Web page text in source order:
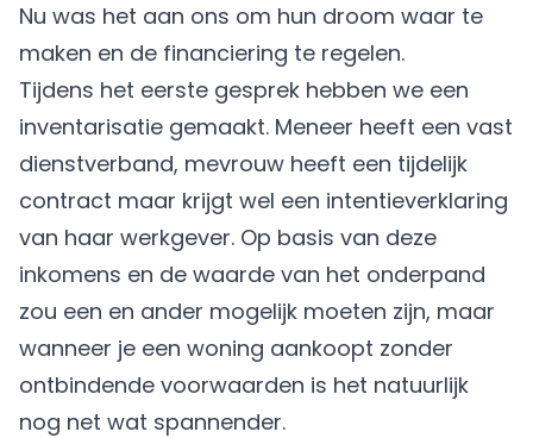
Nu was het aan ons om hun droom waar te
maken en de financiering te regelen.
Tijdens het eerste gesprek hebben we een
inventarisatie gemaakt. Meneer heeft een vast
dienstverband, mevrouw heeft een tijdelijk
contract maar krijgt wel een intentieverklaring
van haar werkgever. Op basis van deze
inkomens en de waarde van het onderpand
zou een en ander mogelijk moeten zijn, maar
wanneer je een woning aankoopt zonder
ontbindende voorwaarden is het natuurlijk
nog net wat spannender.